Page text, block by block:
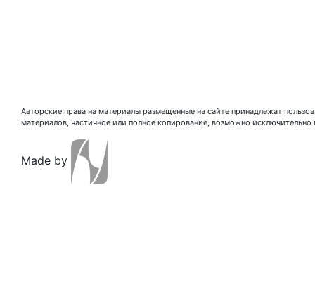
Авторские права на материалы размещенные на сайте принадлежат
материалов, частичное или полное копирование, возможно
Made by